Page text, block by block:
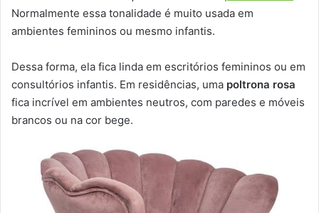
Normalmente essa tonalidade é muito usada em
ambientes femininos ou mesmo infantis.
Dessa forma, ela fica linda em escritórios femininos ou em
consultórios infantis. Em residências, uma poltrona rosa
fica incrível em ambientes neutros, com paredes e móveis
brancos ou na cor bege.